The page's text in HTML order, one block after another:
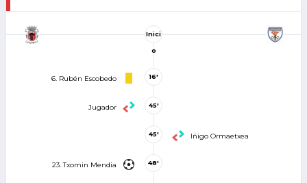
Inici
o
6. Rubén Escobedo 16'
Jugador 45'
Iñigo Ormaetxea
45'
23. Txomin Mendia 48'